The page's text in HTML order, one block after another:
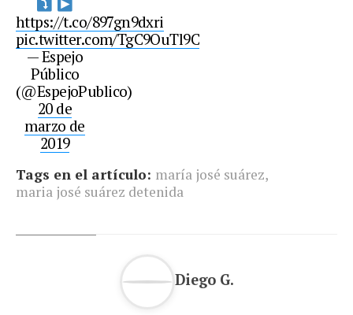
https://t.co/897gn9dxri
pic.twitter.com/TgC9OuTl9C
— Espejo
Público
(@EspejoPublico)
20 de
marzo de
2019
Tags en el artículo: maría josé suárez,
maria josé suárez detenida
Diego G.